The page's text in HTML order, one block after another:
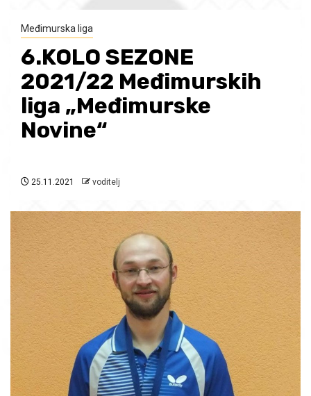
Međimurska liga
6.KOLO SEZONE
2021/22 Međimurskih
liga „Međimurske
Novine“
25.11.2021 voditelj